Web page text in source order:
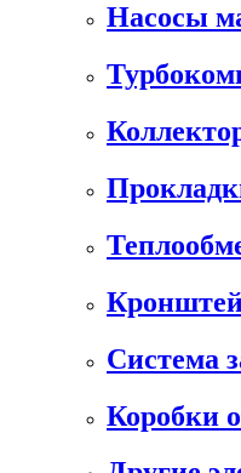
Насосы
Cистема
Коробки